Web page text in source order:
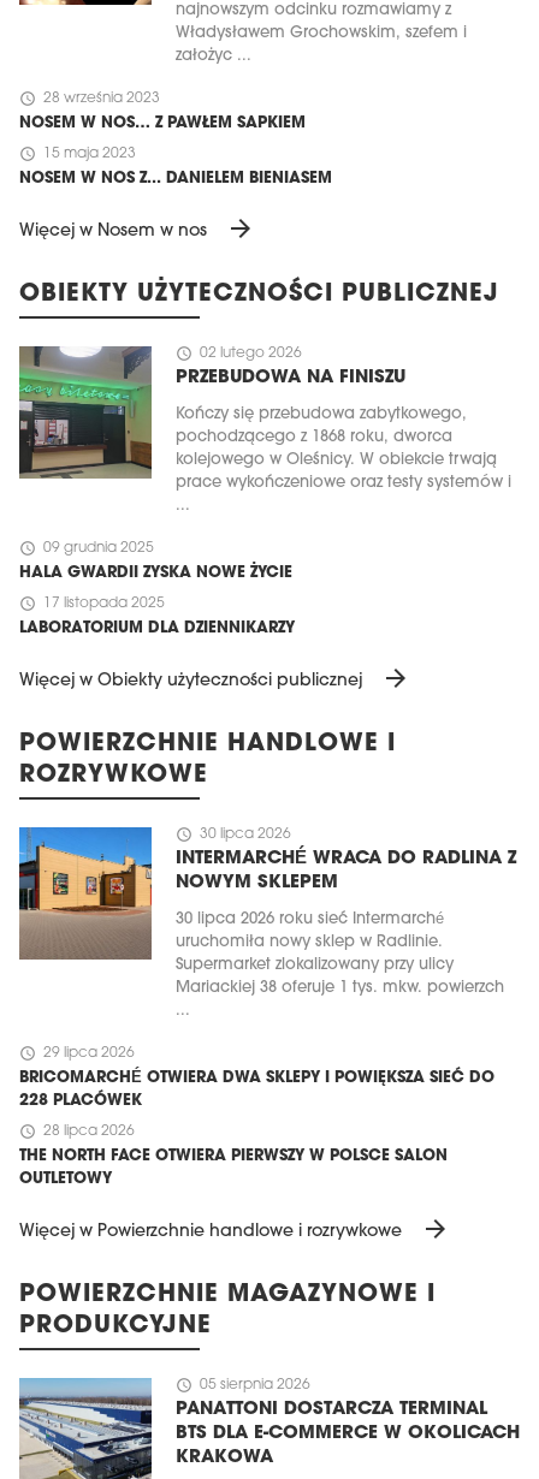
najnowszym odcinku rozmawiamy z
Władysławem Grochowskim, szefem i
założyc ...
schedule 28 września 2023
NOSEM W NOS… Z PAWŁEM SAPKIEM
schedule 15 maja 2023
NOSEM W NOS Z... DANIELEM BIENIASEM
Więcej w Nosem w nos arrow_forward
OBIEKTY UŻYTECZNOŚCI PUBLICZNEJ
schedule 02 lutego 2026
PRZEBUDOWA NA FINISZU
Kończy się przebudowa zabytkowego,
pochodzącego z 1868 roku, dworca
kolejowego w Oleśnicy. W obiekcie trwają
prace wykończeniowe oraz testy systemów i
...
schedule 09 grudnia 2025
HALA GWARDII ZYSKA NOWE ŻYCIE
schedule 17 listopada 2025
LABORATORIUM DLA DZIENNIKARZY
Więcej w Obiekty użyteczności publicznej arrow_forward
POWIERZCHNIE HANDLOWE I
ROZRYWKOWE
schedule 30 lipca 2026
INTERMARCHÉ WRACA DO RADLINA Z
NOWYM SKLEPEM
30 lipca 2026 roku sieć Intermarché
uruchomiła nowy sklep w Radlinie.
Supermarket zlokalizowany przy ulicy
Mariackiej 38 oferuje 1 tys. mkw. powierzch
...
schedule 29 lipca 2026
BRICOMARCHÉ OTWIERA DWA SKLEPY I POWIĘKSZA SIEĆ DO
228 PLACÓWEK
schedule 28 lipca 2026
THE NORTH FACE OTWIERA PIERWSZY W POLSCE SALON
OUTLETOWY
Więcej w Powierzchnie handlowe i rozrywkowe arrow_forward
POWIERZCHNIE MAGAZYNOWE I
PRODUKCYJNE
schedule 05 sierpnia 2026
PANATTONI DOSTARCZA TERMINAL
BTS DLA E-COMMERCE W OKOLICACH
KRAKOWA